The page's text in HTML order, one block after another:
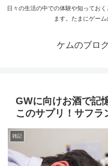
日々の生活の中での体験や知ってお
ます。たまにゲーム
ケムのブロ
GWに向けお酒で記
このサプリ！サフラ
雑記